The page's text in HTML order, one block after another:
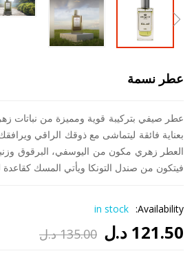
عطر نسمة
عطر صيفي بتركيبة قوية ومميزة من نباتات
بعناية فائقة ليتماشى مع ذوقك الراقي
العطر زهري مكون من اليوسفي، البرقوق
فيتكون من صندل التونكا ويأتي المسك كقاعدة
Availability:
in stock
135.00 د.ل 121.50 د.ل